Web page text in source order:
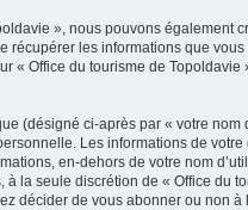
», nous pouvons
récupérer les informations que
« Office du tourisme de
(désigné ci-après par « votre
Les informations de
en-dehors de votre nom
la seule discrétion de « Office du
décider de vous abonner ou non